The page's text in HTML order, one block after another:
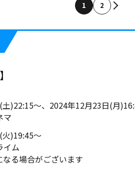
1 2
)22:15～、2024年12月23日(月
マ
)19:45～
イム
る場合がございます